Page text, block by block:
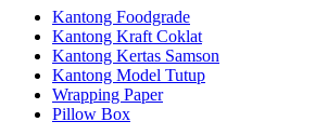
Kantong Foodgrade
Kantong Kraft Coklat
Kantong Kertas Samson
Kantong Model Tutup
Wrapping Paper
Pillow Box